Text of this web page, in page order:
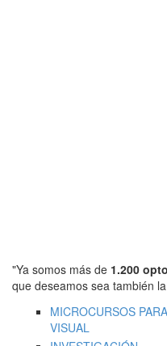
"Ya somos más de 1.200
que deseamos sea también
MICROCURSOS
VISUAL